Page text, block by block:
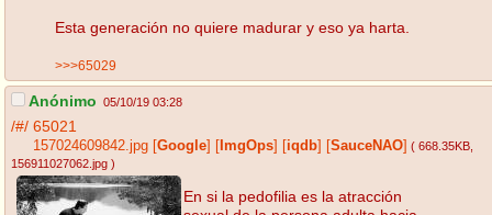
Esta generación no quiere madurar y eso ya harta.
>>>65029
Anónimo 05/10/19 03:28
/#/ 65021
157024609842.jpg Google ImgOps iqdb SauceNAO ( 668.35KB
156911027062.jpg )
En si la pedofilia es la atracción